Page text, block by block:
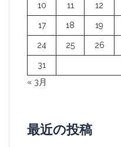
10 11 12
17 18 19
24 25 26
31
« 3月
最近の投稿